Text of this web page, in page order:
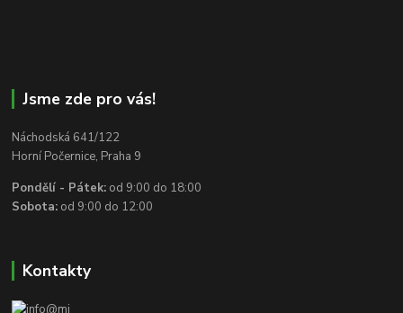
Jsme zde pro vás!
Náchodská 641/122
Horní Počernice, Praha 9
Pondělí - Pátek: od 9:00 do 18:00
Sobota: od 9:00 do 12:00
Kontakty